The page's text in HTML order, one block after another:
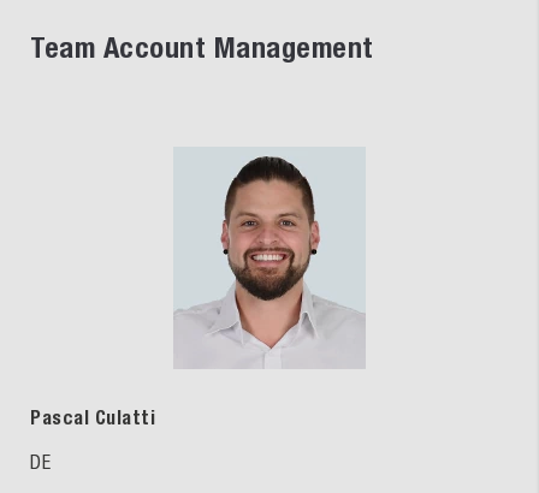
Team Account Management
Pascal Culatti
DE